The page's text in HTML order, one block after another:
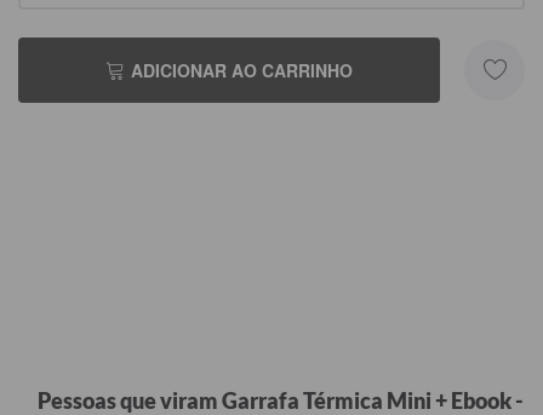
ADICIONAR AO CARRINHO
Pessoas que viram Garrafa Térmica Mini + Ebook -